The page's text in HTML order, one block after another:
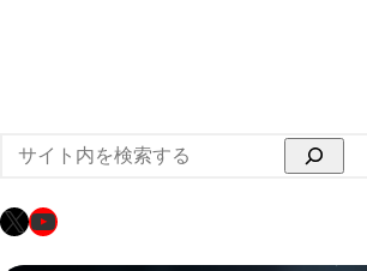
検
索
X YouTube